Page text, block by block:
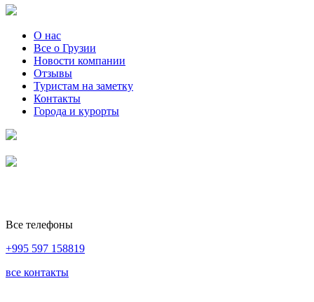
О нас
Все о Грузии
Новости компании
Отзывы
Туристам на заметку
Контакты
Города и курорты
Все телефоны
+995 597 158819
все контакты